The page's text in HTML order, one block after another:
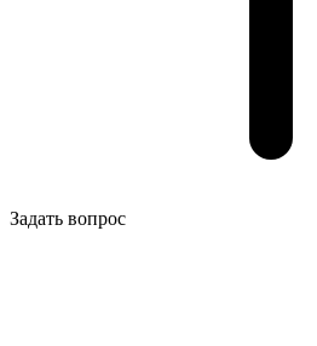
Задать вопрос